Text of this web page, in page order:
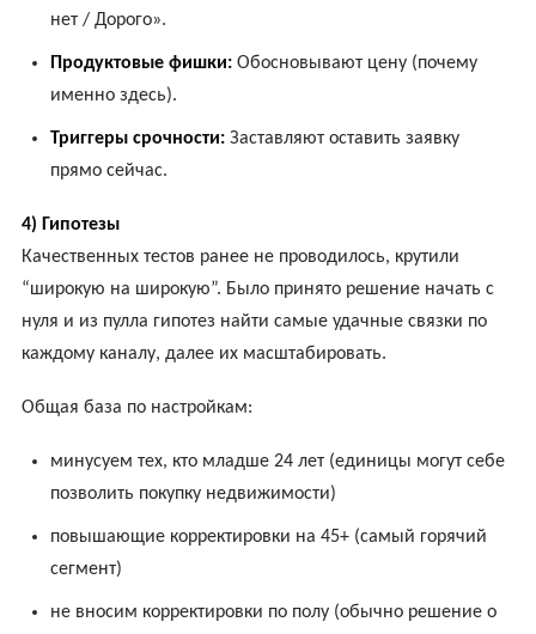
нет / Дорого».
Продуктовые фишки: Обосновывают цену (почему
именно здесь).
Триггеры срочности: Заставляют оставить заявку
прямо сейчас.
4) Гипотезы
Качественных тестов ранее не проводилось, крутили
“широкую на широкую”. Было принято решение начать с
нуля и из пулла гипотез найти самые удачные связки по
каждому каналу, далее их масштабировать.
Общая база по настройкам:
минусуем тех, кто младше 24 лет (единицы могут себе
позволить покупку недвижимости)
повышающие корректировки на 45+ (самый горячий
сегмент)
не вносим корректировки по полу (обычно решение о